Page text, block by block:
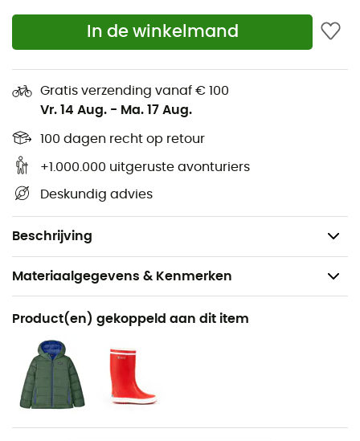
In de winkelmand
Gratis verzending vanaf € 100
Vr. 14 Aug. - Ma. 17 Aug.
100 dagen recht op retour
+1.000.000 uitgeruste avonturiers
Deskundig advies
Beschrijving
elastaan biesaan de polsen en de onderkant van het
kledingstuk u volledige bewegingsvrijheid voor al uw
Boys LW Synch Snap-T
fleecevest voor
Patagonia de ultieme metgezel.
Gewicht: 280 g
Fair Trade Certified
100% Gerecycled polyester
Materiaalgegevens & Kenmerken
Aanbevolen voor
Wandelen / Alpine Skiën / Trekking / Dagelijks Leven
Voor
Kinderen
Gewicht
Product(en) gekoppeld aan dit item